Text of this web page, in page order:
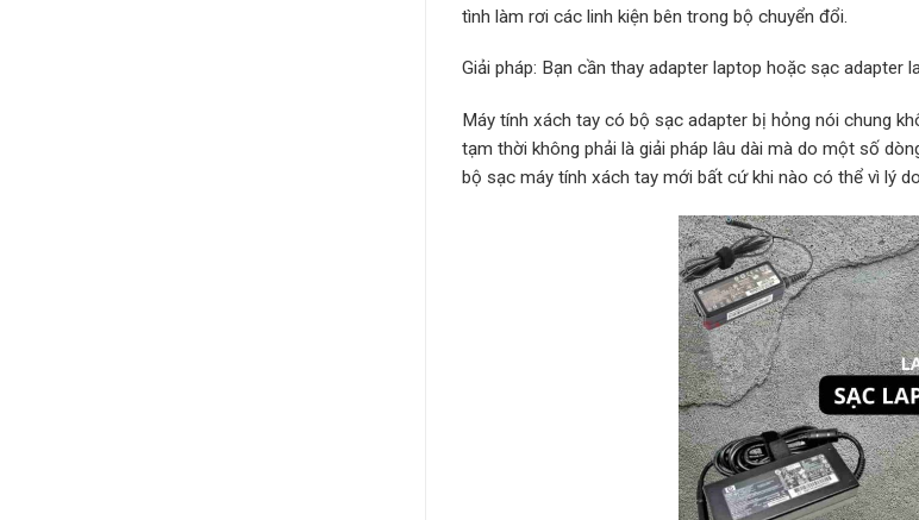
tình làm rơi các linh kiện bên trong bộ chuyển đổi.
Giải pháp: Bạn cần thay adapter laptop hoặc sạc
Máy tính xách tay có bộ sạc adapter bị hỏng nói chung
tạm thời không phải là giải pháp lâu dài mà do một số
bộ sạc máy tính xách tay mới bất cứ khi nào có thể vì lý